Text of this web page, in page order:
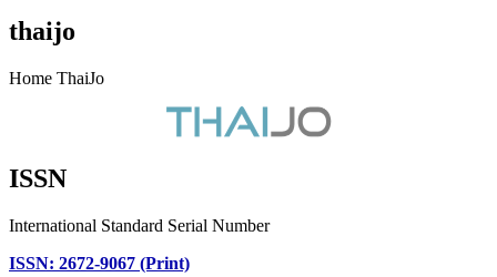
thaijo
Home ThaiJo
ISSN
International Standard Serial Number
ISSN: 2672-9067 (Print)